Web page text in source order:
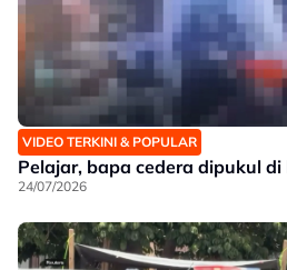
VIDEO TERKINI & POPULAR
Pelajar, bapa cedera dipukul
24/07/2026